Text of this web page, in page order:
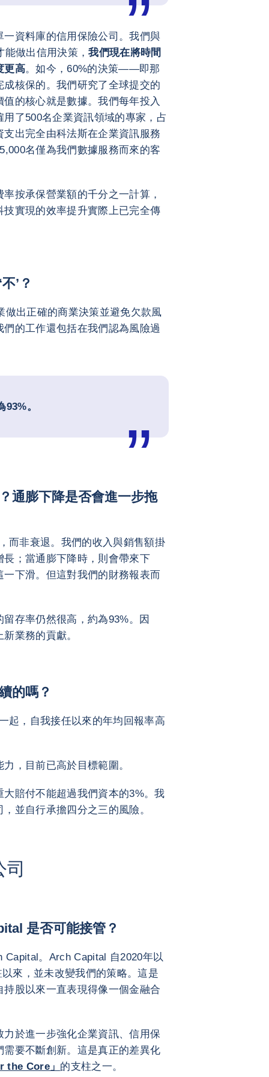
資料庫的信用保險公司。我們與
能做出信用決策，我們現在將時間
更高。如今，60%的決策——即那
核保的。我們研究了全球提交的
的核心就是數據。我們每年投入
了500名企業資訊領域的專家，占
出完全由科法斯在企業資訊服務
名僅為我們數據服務而來的客
按承保營業額的千分之一計算，
實現的效率提升實際上已完全傳
’？
做出正確的商業決策並避免欠款風
的工作還包括在我們認為風險過
。
通膨下降是否會進一步拖
而非衰退。我們的收入與銷售額掛
；當通膨下降時，則會帶來下
下滑。但這對我們的財務報表而
存率仍然很高，約為93%。因
業務的貢獻。
的嗎？
起，自我接任以來的年均回報率高
，目前已高於目標範圍。
賠付不能超過我們資本的3%。我
並自行承擔四分之三的風險。
是否可能接管？
Capital。Arch Capital 自2020年以
來，並未改變我們的策略。這是
股以來一直表現得像一個金融合
力於進一步強化企業資訊、信用保
要不斷創新。這是真正的差異化
the Core」 的支柱之一。